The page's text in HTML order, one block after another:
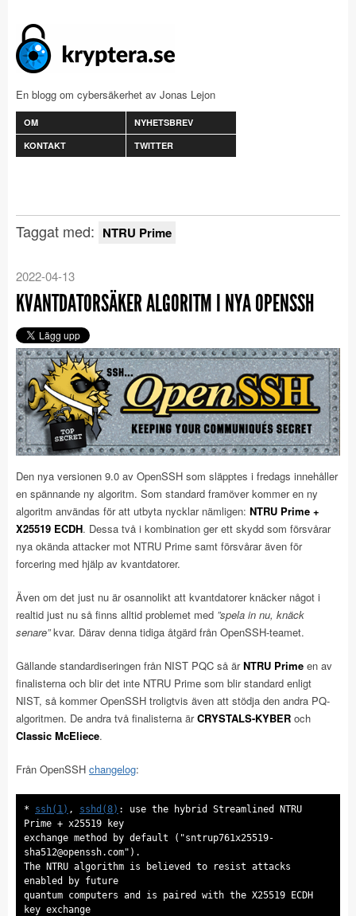
En blogg om cybersäkerhet av Jonas Lejon
OM
NYHETSBREV
KONTAKT
TWITTER
Taggat med: NTRU Prime
2022-04-13
KVANTDATORSÄKER ALGORITM I NYA OPENSSH
Den nya versionen 9.0 av OpenSSH som släpptes i fredags innehåller
en spännande ny algoritm. Som standard framöver kommer en ny
algoritm användas för att utbyta nycklar nämligen: NTRU Prime +
X25519 ECDH. Dessa två i kombination ger ett skydd som försvårar
nya okända attacker mot NTRU Prime samt försvårar även för
forcering med hjälp av kvantdatorer.
Även om det just nu är osannolikt att kvantdatorer knäcker något i
realtid just nu så finns alltid problemet med ”spela in nu, knäck
senare”kvar. Därav denna tidiga åtgärd från OpenSSH-teamet.
Gällande standardiseringen från NIST PQC så ärNTRU Prime en av
finalisterna och blir det inte NTRU Prime som blir standard enligt
NIST, så kommer OpenSSH troligtvis även att stödja den andra PQ-
algoritmen. De andra två finalisterna ärCRYSTALS-KYBER och
Classic McEliece.
Från OpenSSH changelog:
* ssh(1) , sshd(8) : use the hybrid Streamlined NTRU
Prime + x25519 key
exchange method by default ("sntrup761x25519-
sha512@openssh.com").
The NTRU algorithm is believed to resist attacks
enabled by future
quantum computers and is paired with the X25519 ECDH
key exchange